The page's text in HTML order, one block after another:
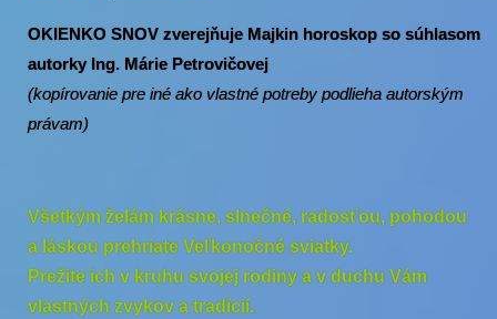
OKIENKO SNOV zverejňuje Majkin horoskop so súhlasom
autorky Ing. Márie Petrovičovej
(kopírovanie pre iné ako vlastné potreby podlieha autorským
právam)
Všetkým želám krásne, slnečné, radosťou, pohodou
a láskou prehriate Veľkonočné sviatky.
Prežite ich v kruhu svojej rodiny a v duchu Vám
vlastných zvykov a tradícií.